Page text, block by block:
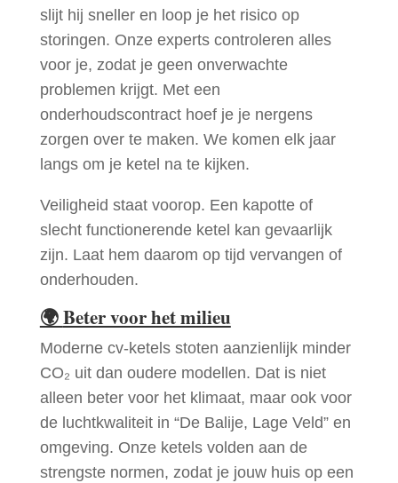
slijt hij sneller en loop je het risico op
storingen. Onze experts controleren alles
voor je, zodat je geen onverwachte
problemen krijgt. Met een
onderhoudscontract hoef je je nergens
zorgen over te maken. We komen elk jaar
langs om je ketel na te kijken.
Veiligheid staat voorop. Een kapotte of
slecht functionerende ketel kan gevaarlijk
zijn. Laat hem daarom op tijd vervangen of
onderhouden.
🌍Beter voor het milieu
Moderne cv-ketels stoten aanzienlijk minder
CO₂ uit dan oudere modellen. Dat is niet
alleen beter voor het klimaat, maar ook voor
de luchtkwaliteit in “De Balije, Lage Veld” en
omgeving. Onze ketels volden aan de
strengste normen, zodat je jouw huis op een